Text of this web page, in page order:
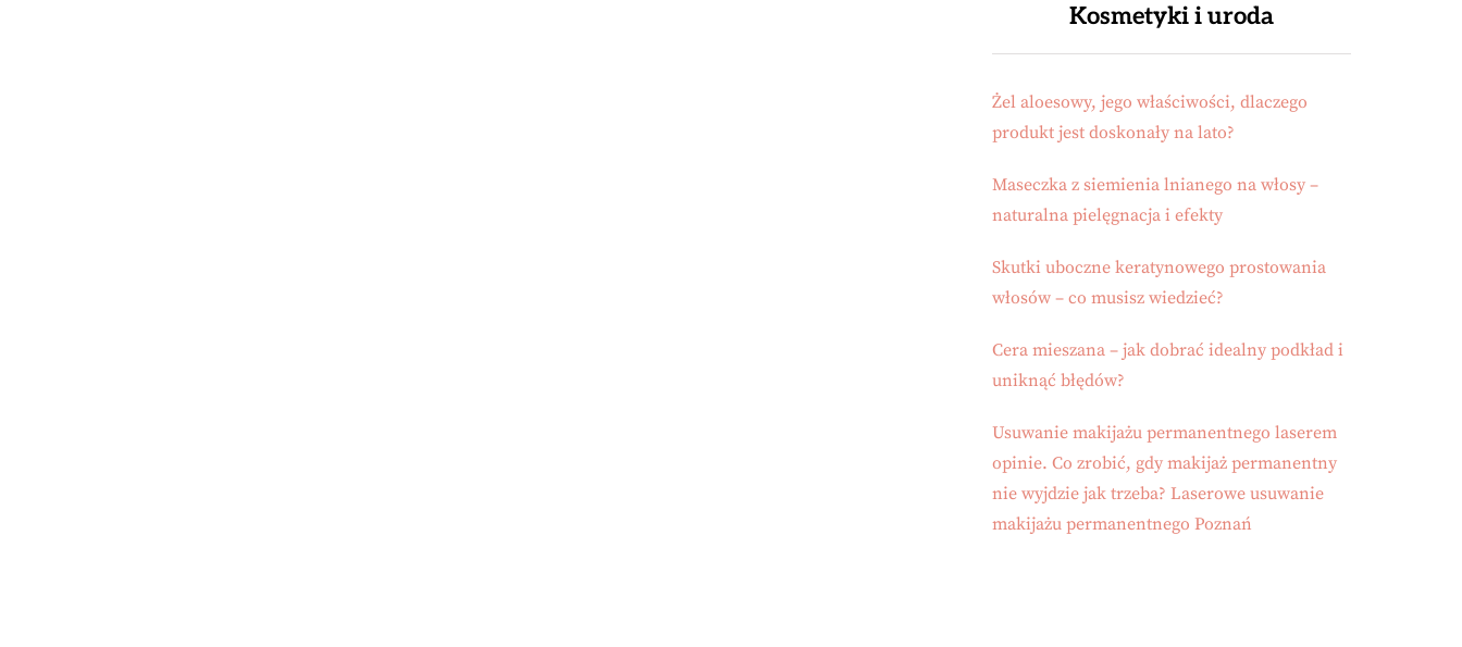
Kosmetyki i uroda
Żel aloesowy, jego właściwości, dlaczego
produkt jest doskonały na lato?
Maseczka z siemienia lnianego na włosy –
naturalna pielęgnacja i efekty
Skutki uboczne keratynowego prostowania
włosów – co musisz wiedzieć?
Cera mieszana – jak dobrać idealny podkład i
uniknąć błędów?
Usuwanie makijażu permanentnego laserem
opinie. Co zrobić, gdy makijaż permanentny
nie wyjdzie jak trzeba? Laserowe usuwanie
makijażu permanentnego Poznań